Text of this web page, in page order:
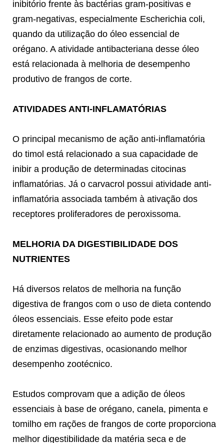
inibitório frente às bactérias gram-positivas e
gram-negativas, especialmente Escherichia coli,
quando da utilização do óleo essencial de
orégano. A atividade antibacteriana desse óleo
está relacionada à melhoria de desempenho
produtivo de frangos de corte.
ATIVIDADES ANTI-INFLAMATÓRIAS
O principal mecanismo de ação anti-inflamatória
do timol está relacionado a sua capacidade de
inibir a produção de determinadas citocinas
inflamatórias. Já o carvacrol possui atividade anti-
inflamatória associada também à ativação dos
receptores proliferadores de peroxissoma.
MELHORIA DA DIGESTIBILIDADE DOS
NUTRIENTES
Há diversos relatos de melhoria na função
digestiva de frangos com o uso de dieta contendo
óleos essenciais. Esse efeito pode estar
diretamente relacionado ao aumento de produção
de enzimas digestivas, ocasionando melhor
desempenho zootécnico.
Estudos comprovam que a adição de óleos
essenciais à base de orégano, canela, pimenta e
tomilho em rações de frangos de corte proporciona
melhor digestibilidade da matéria seca e de